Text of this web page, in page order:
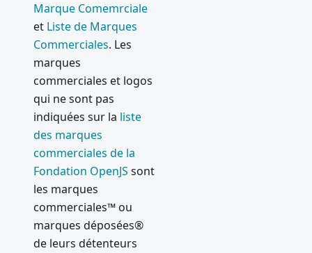
Marque Comemrciale
et Liste de Marques
Commerciales. Les
marques
commerciales et logos
qui ne sont pas
indiquées sur la liste
des marques
commerciales de la
Fondation OpenJS sont
les marques
commerciales™ ou
marques déposées®
de leurs détenteurs